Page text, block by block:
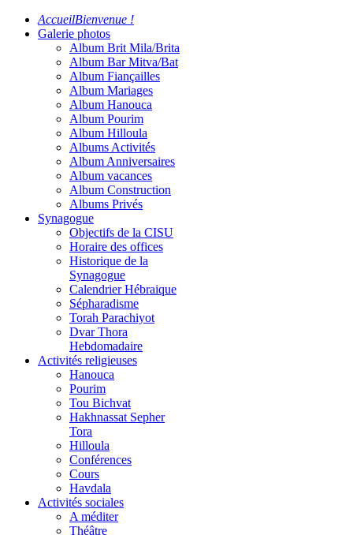
AccueilBienvenue !
Galerie photos
Album Brit Mila/Brita
Album Bar Mitva/Bat
Album Fiançailles
Album Mariages
Album Hanouca
Album Pourim
Album Hilloula
Albums Activités
Album Anniversaires
Album vacances
Album Construction
Albums Privés
Synagogue
Objectifs de la CISU
Horaire des offices
Historique de la
Synagogue
Calendrier Hébraique
Sépharadisme
Torah Parachiyot
Dvar Thora
Hebdomadaire
Activités religieuses
Hanouca
Pourim
Tou Bichvat
Hakhnassat Sepher
Tora
Hilloula
Conférences
Cours
Havdala
Activités sociales
A méditer
Théâtre